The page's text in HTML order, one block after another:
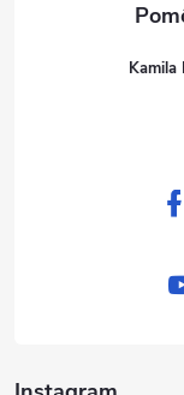
Kamila